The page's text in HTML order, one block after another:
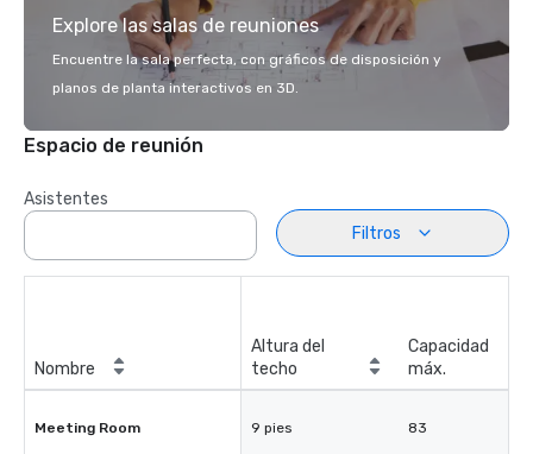
Explore las salas de reuniones
Encuentre la sala perfecta, con gráficos de disposición y
planos de planta interactivos en 3D.
Espacio de reunión
Asistentes
Filtros
Nombre
Altura del
techo
Capacidad
máx.
Meeting Room 9 pies 83